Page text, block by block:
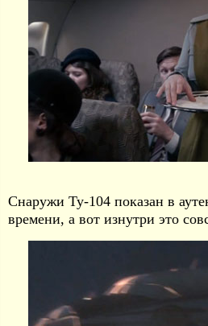
Снаружи Ту-104 показан в
времени, а вот изнутри это